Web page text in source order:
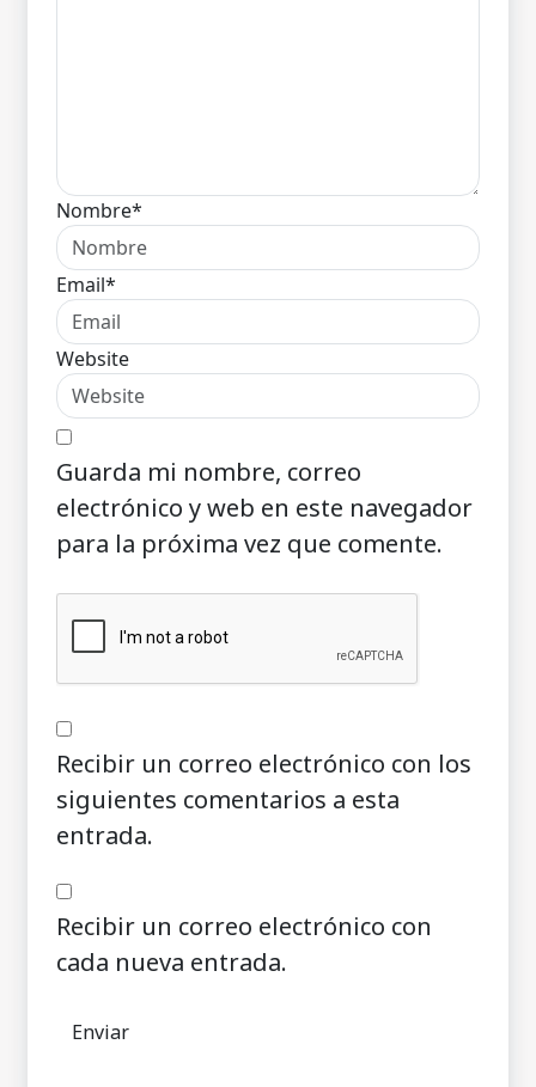
Nombre*
Email*
Website
Guarda mi nombre, correo
electrónico y web en este navegador
para la próxima vez que comente.
Recibir un correo electrónico con los
siguientes comentarios a esta
entrada.
Recibir un correo electrónico con
cada nueva entrada.